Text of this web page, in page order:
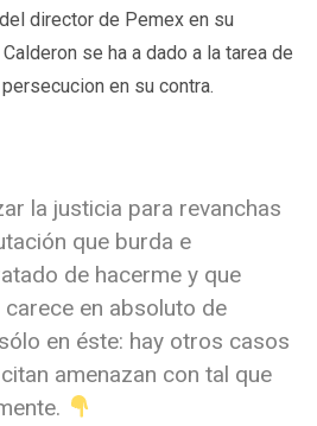
director de Pemex en su
se ha a dado a la tarea de
en su contra.
la justicia para revanchas
que burda e
de hacerme y que
carece en absoluto de
en éste: hay otros casos
amenazan con tal que